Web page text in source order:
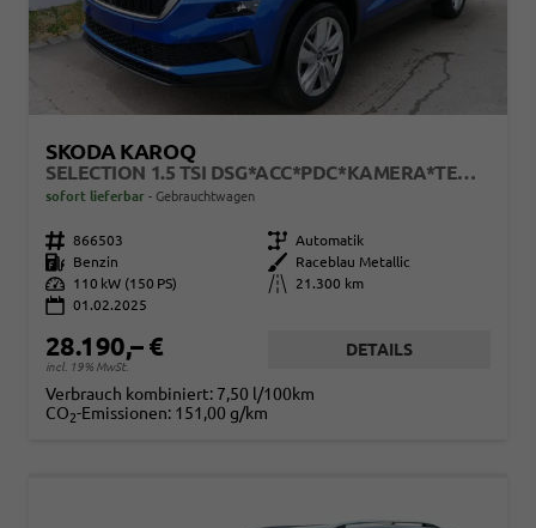
SKODA KAROQ
SELECTION 1.5 TSI DSG*ACC*PDC*KAMERA*TEMPOMAT*LED*SMARTLINK*KLIMA*RADIO*17-ZOLL
sofort lieferbar Gebrauchtwagen
Fahrzeugnr. 866503 Getriebe Automatik
Kraftstoff
Benzin Außenfarbe
Raceblau Metallic
Leistung
110 kW (150 PS) Kilometerstand
21.300 km
01.02.2025
28.190,– €
incl. 19% MwSt.
DETAILS
Verbrauch kombiniert: 7,50 l/100km
CO2-Emissionen: 151,00 g/km